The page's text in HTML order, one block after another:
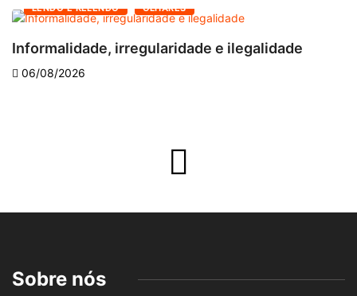
LENDO E RELENDO OLHARES
Informalidade, irregularidade e ilegalidade
06/08/2026
Sobre nós